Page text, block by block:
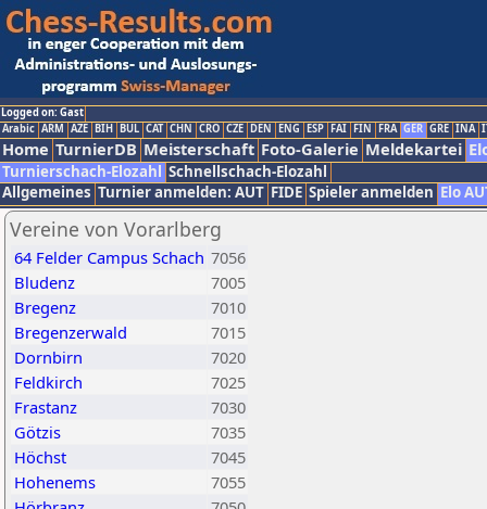
Logged on: Gast
Arabic ARM AZE BIH BUL CAT CHN CRO CZE DEN ENG ESP FAI FIN FRA GER GRE INA
Home TurnierDB Meisterschaft Foto-Galerie Meldekartei
Turnierschach-Elozahl Schnellschach-Elozahl
Allgemeines Turnier anmelden: AUT FIDE Spieler anmelden Elo
Vereine von Vorarlberg
64 Felder Campus Schach 7056
Bludenz
7005
Bregenz
7010
Bregenzerwald
7015
Dornbirn
7020
Feldkirch
7025
Frastanz
7030
Götzis
7035
Höchst
7045
Hohenems
7055